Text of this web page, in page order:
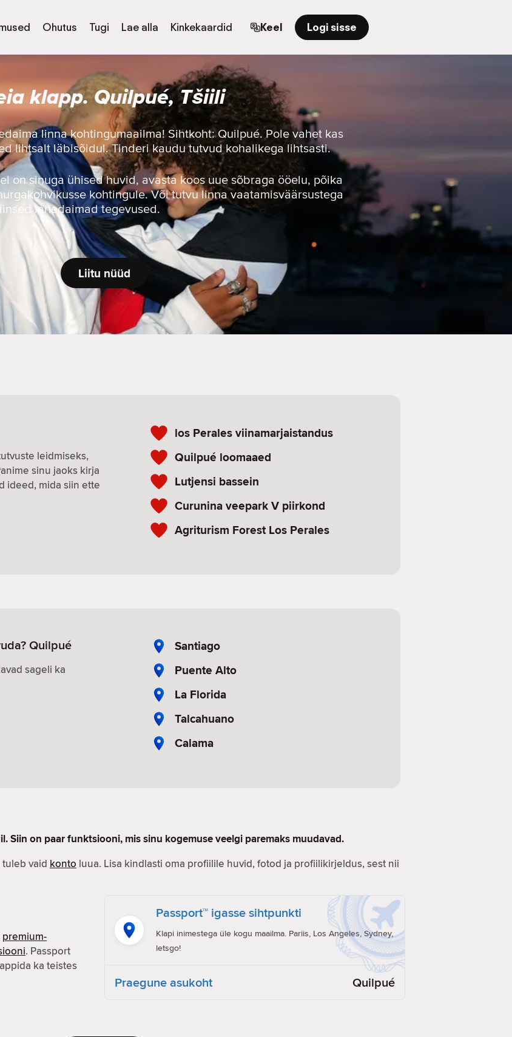
Ohutus Tugi Lae alla Kinkekaardid Keel Logi sisse
klapp. Quilpué, Tšiili
linna kohtingumaailma! Sihtkoht: Quilpué. Pole vahet kas
lihtsalt läbisõidul. Tinderi kaudu tutvud kohalikega lihtsasti.
on sinuga ühised huvid, avasta koos uue sõbraga ööelu, põika
kohtingule. Või tutvu linna vaatamisväärsustega
lahedaimad tegevused.
Liitu nüüd
leidmiseks,
sinu jaoks kirja
ideed, mida siin ette
los Perales viinamarjaistandus
Quilpué loomaaed
Lutjensi bassein
Curunina veepark V piirkond
Agriturism Forest Los Perales
Quilpué
sageli ka
Santiago
Puente Alto
La Florida
Talcahuano
Calama
on paar funktsiooni, mis sinu kogemuse veelgi paremaks muudavad.
vaid konto luua. Lisa kindlasti oma profiilile huvid, fotod ja profiilikirjeldus, sest nii
premium-
. Passport
ka teistes
Passport™ igasse sihtpunkti
Klapi inimestega üle kogu maailma. Pariis, Los Angeles, Sydney,
letsgo!
Praegune asukoht Quilpué